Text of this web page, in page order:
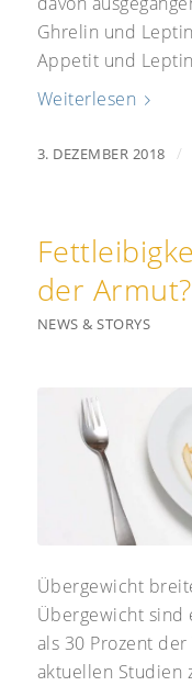
Ghrelin und
Appetit und
Weiterlesen
3. DEZEMBER 2018 /
der Armut?
NEWS & STORYS
Übergewicht
Übergewicht sind
als 30 Prozent
aktuellen Studien